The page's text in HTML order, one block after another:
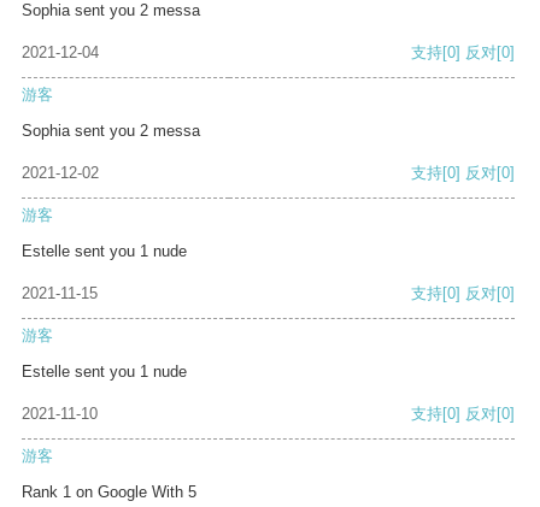
Sophia sent you 2 messa
2021-12-04 支持[0] 反对[0]
游客
Sophia sent you 2 messa
2021-12-02 支持[0] 反对[0]
游客
Estelle sent you 1 nude
2021-11-15 支持[0] 反对[0]
游客
Estelle sent you 1 nude
2021-11-10 支持[0] 反对[0]
游客
Rank 1 on Google With 5